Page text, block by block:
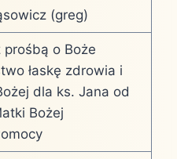
(greg)
prośbą o Boże
łaskę zdrowia i
dla ks. Jana od
Bożej